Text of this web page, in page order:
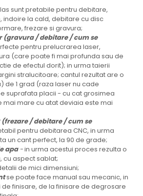
sunt pretabile pentru debitare,
indoire la cald, debitare cu disc
frezare si gravura;
(gravura / debitare / cum se
pentru prelucrarea laser,
(care poate fi mai profunda sau de
de efectul dorit); in urma taierii
stralucitoare; cantul rezultat are o
de 1 grad (raza laser nu cade
suprafata placii - cu cat grosimea
mai mare cu atat deviaia este mai
(frezare / debitare / cum se
pentru debitarea CNC, in urma
un cant perfect, la 90 de grade;
apa -in urma acestui proces rezulta o
cu aspect sablat;
de mici dimensiuni;
se poate face manual sau mecanic, in
finisare, de la finisare de degrosare